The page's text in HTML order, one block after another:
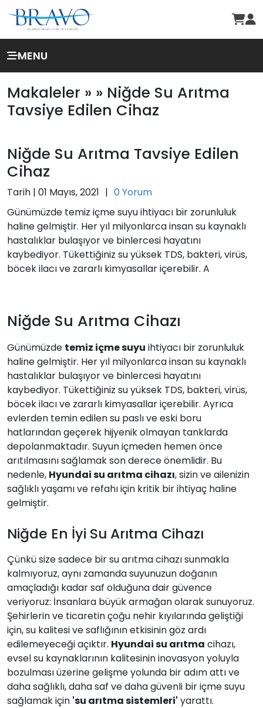
MENU
Makaleler » » Niğde Su Arıtma
Tavsiye Edilen Cihaz
Niğde Su Arıtma Tavsiye Edilen
Cihaz
Tarih | 01 Mayıs, 2021 | 0 Yorum
Günümüzde temiz içme suyu ihtiyacı bir zorunluluk
haline gelmiştir. Her yıl milyonlarca insan su kaynaklı
hastalıklar bulaşıyor ve binlercesi hayatını
kaybediyor. Tükettiğiniz su yüksek TDS, bakteri, virüs,
böcek ilacı ve zararlı kimyasallar içerebilir. A
Niğde Su Arıtma Cihazı
Günümüzde temiz içme suyu ihtiyacı bir zorunluluk
haline gelmiştir. Her yıl milyonlarca insan su kaynaklı
hastalıklar bulaşıyor ve binlercesi hayatını
kaybediyor. Tükettiğiniz su yüksek TDS, bakteri, virüs,
böcek ilacı ve zararlı kimyasallar içerebilir. Ayrıca
evlerden temin edilen su paslı ve eski boru
hatlarından geçerek hijyenik olmayan tanklarda
depolanmaktadır. Suyun içmeden hemen önce
arıtılmasını sağlamak son derece önemlidir. Bu
nedenle, Hyundai su arıtma cihazı, sizin ve ailenizin
sağlıklı yaşamı ve refahı için kritik bir ihtiyaç haline
gelmiştir.
Niğde En İyi Su Arıtma Cihazı
Çünkü size sadece bir su arıtma cihazı sunmakla
kalmıyoruz, aynı zamanda suyunuzun doğanın
amaçladığı kadar saf olduğuna dair güvence
veriyoruz: İnsanlara büyük armağan olarak sunuyoruz.
Şehirlerin ve ticaretin çoğu nehir kıyılarında geliştiği
için, su kalitesi ve saflığının etkisinin göz ardı
edilemeyeceği açıktır. Hyundai su arıtma cihazı,
evsel su kaynaklarının kalitesinin inovasyon yoluyla
bozulması üzerine gelişme yolunda bir adım attı ve
daha sağlıklı, daha saf ve daha güvenli bir içme suyu
sağlamak için 'su arıtma sistemleri' yarattı.